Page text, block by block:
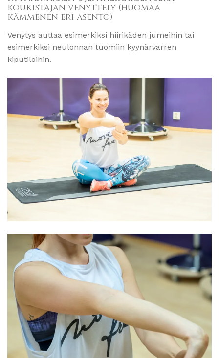
koukistajan venyttely (huomaa
kämmenen eri asento)
Venytys auttaa esimerkiksi hiirikäden jumeihin tai
esimerkiksi neulonnan tuomiin kyynärvarren
kiputiloihin.